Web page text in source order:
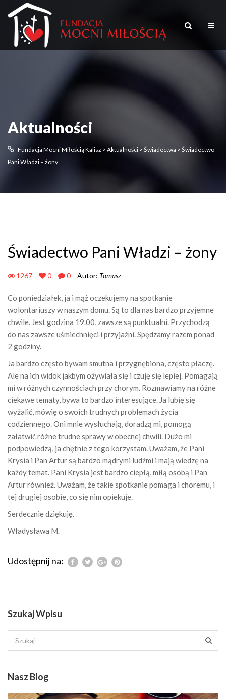
Aktualności
Fundacja Mocni Miłością Kalisz > Aktualności > Świadectwa > Świadectwo
Pani Władzi – żony
Świadectwo Pani Władzi – żony
1267 0 0 Autor: Tomasz
Co poniedziałek, ja i mąż oczekujemy na spotkanie
wolontariuszy w naszym domu. Są to dla nas bardzo przyjemne
chwile. Jest godzina 19.00, zawsze są punktualni. Przychodzą
do nas zawsze uśmiechnięci i przyjaźni. Spędzamy razem ponad
2 godziny.
Ja bardzo często bywam smutna i przygnębiona, często płaczę.
Ale na ich widok jakbym ożywiała się i czuję się lepiej. Pomagają
mi w różnych czynnościach przy chorym. Rozmawiamy na różne
ciekawe tematy, bywa to bardzo interesujące. Ja lubię się
wyżalić, mówię o swoich trudnych problemach życia
codziennego. Oni mnie wysłuchają, doradzą mi, pomogą
załatwić różne trudne sprawy w obecnej chwili. Dużo mi
podpowiedzą, ja chętnie z tego korzystam. Uważam, że Pani
Krysia i Pan Artur są bardzo mądrymi ludźmi i mają wiedzę na
każdy temat. Pani Krysia jest bardzo ciepłą, miłą osobą i Pan
Artur również. Uważam, że takie spotkanie pomaga i choremu, i
tej drugiej osobie, co się nim opiekuje.
Serdecznie dziękuję.
Władysława M.
Udostępnij na:
Szukaj Wpisu
Nasz Blog